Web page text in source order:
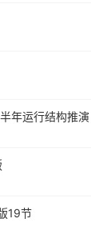
年运行结构推演
19节